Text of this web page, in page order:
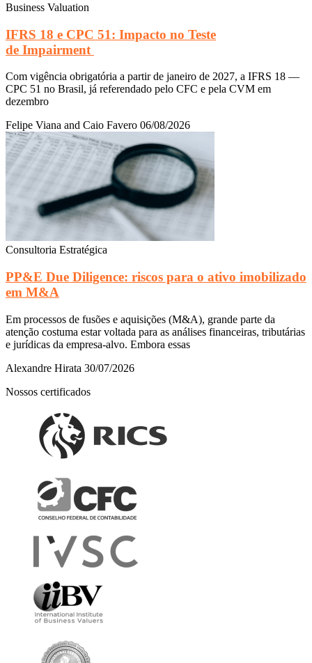
Business Valuation
IFRS 18 e CPC 51: Impacto no Teste
de Impairment
Com vigência obrigatória a partir de janeiro de 2027, a IFRS 18 —
CPC 51 no Brasil, já referendado pelo CFC e pela CVM em
dezembro
Felipe Viana and Caio Favero 06/08/2026
Consultoria Estratégica
PP&E Due Diligence: riscos para o ativo imobilizado
em M&A
Em processos de fusões e aquisições (M&A), grande parte da
atenção costuma estar voltada para as análises financeiras, tributárias
e jurídicas da empresa-alvo. Embora essas
Alexandre Hirata 30/07/2026
Nossos certificados